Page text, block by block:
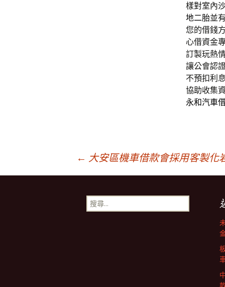
樣對室內
地二胎並
您的借錢
心借資金
訂製玩熱
讓公會認
不預扣利
協助收集
永和汽車
← 大安區機車借款會採用客製化
搜
尋